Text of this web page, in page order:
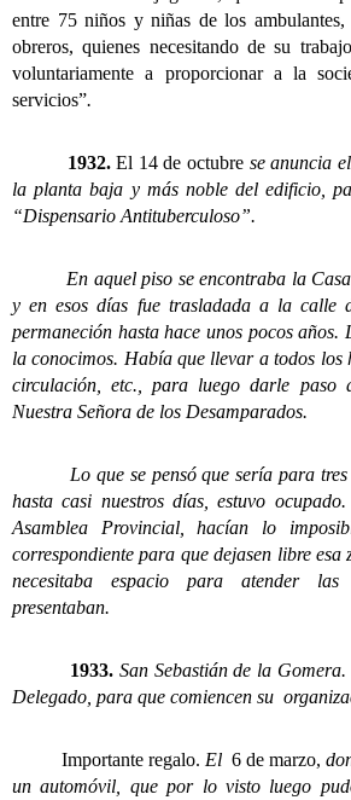
entre 75 niños y niñas de los ambulantes,
obreros, quienes necesitando de su
voluntariamente a proporcionar a la
servicios”.
1932.El 14 de octubre se anuncia
la planta baja y más noble del edificio,
“Dispensario Antituberculoso”.
En aquel piso se encontraba la Casa
y en esos días fue trasladada a la calle
permaneción hasta hace unos pocos años.
la conocimos. Había que llevar a todos los
circulación, etc., para luego darle
Nuestra Señora de los Desamparados.
Lo que se pensó que sería para tres
hasta casi nuestros días, estuvo
Asamblea Provincial, hacían lo
correspondiente para que dejasen libre esa
necesitaba espacio para atender las
presentaban.
1933. San Sebastián de la Gomera.
Delegado, para que comiencen su
Importante regalo. El 6 de marzo,
un automóvil, que por lo visto luego